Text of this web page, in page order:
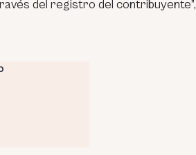
del registro del contribuyente”,